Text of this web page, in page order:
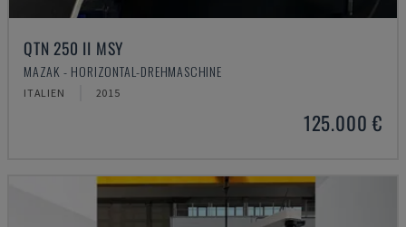
QTN 250 II MSY
MAZAK - HORIZONTAL-DREHMASCHINE
ITALIEN 2015
125.000 €